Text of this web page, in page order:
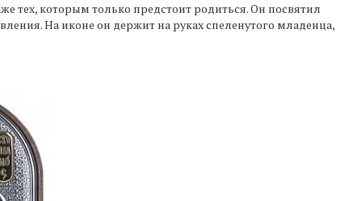
тех, которым только предстоит родиться. Он посвятил
На иконе он держит на руках спеленутого младенца,